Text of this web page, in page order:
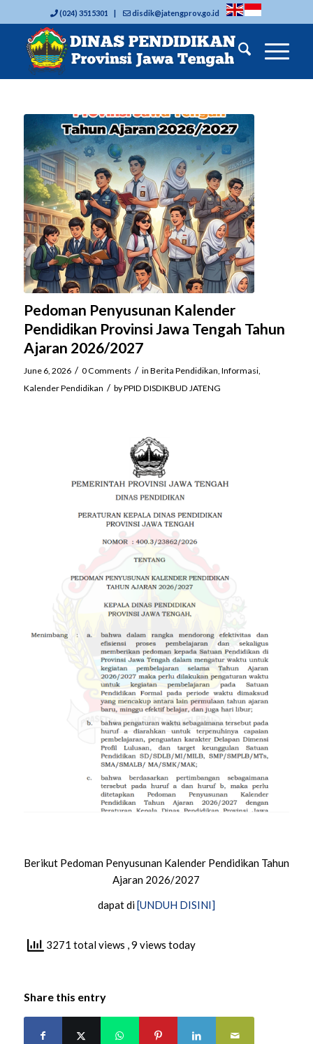
(024) 3515301 | disdik@jatengprov.go.id
Pedoman Penyusunan Kalender
Pendidikan Provinsi Jawa Tengah Tahun
Ajaran 2026/2027
June 6, 2026 / 0 Comments / in Berita Pendidikan, Informasi,
Kalender Pendidikan / byPPID DISDIKBUD JATENG
Berikut Pedoman Penyusunan Kalender Pendidikan Tahun
Ajaran 2026/2027
dapat di[UNDUH DISINI]
3271 total views , 9 views today
Share this entry